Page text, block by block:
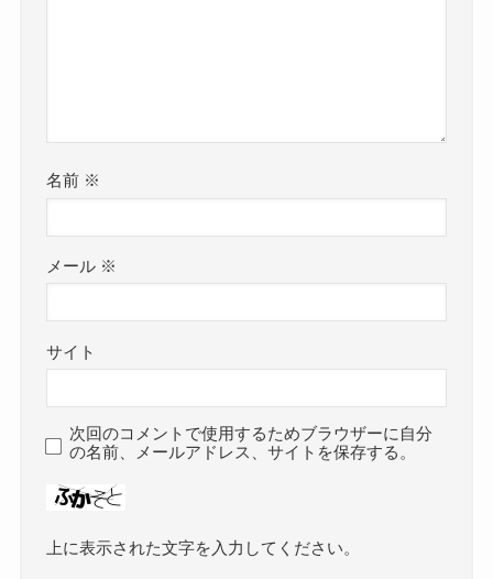
名前 ※
メール ※
サイト
次回のコメントで使用するためブラウザーに自分
の名前、メールアドレス、サイトを保存する。
上に表示された文字を入力してください。